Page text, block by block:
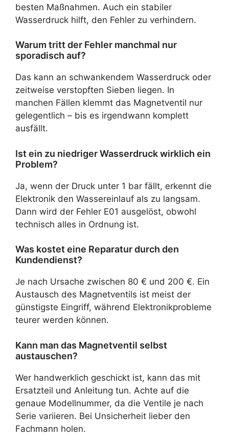
besten Maßnahmen. Auch ein stabiler
Wasserdruck hilft, den Fehler zu verhindern.
Warum tritt der Fehler manchmal nur
sporadisch auf?
Das kann an schwankendem Wasserdruck oder
zeitweise verstopften Sieben liegen. In
manchen Fällen klemmt das Magnetventil nur
gelegentlich – bis es irgendwann komplett
ausfällt.
Ist ein zu niedriger Wasserdruck wirklich ein
Problem?
Ja, wenn der Druck unter 1 bar fällt, erkennt die
Elektronik den Wassereinlauf als zu langsam.
Dann wird der Fehler E01 ausgelöst, obwohl
technisch alles in Ordnung ist.
Was kostet eine Reparatur durch den
Kundendienst?
Je nach Ursache zwischen 80 € und 200 €. Ein
Austausch des Magnetventils ist meist der
günstigste Eingriff, während Elektronikprobleme
teurer werden können.
Kann man das Magnetventil selbst
austauschen?
Wer handwerklich geschickt ist, kann das mit
Ersatzteil und Anleitung tun. Achte auf die
genaue Modellnummer, da die Ventile je nach
Serie variieren. Bei Unsicherheit lieber den
Fachmann holen.